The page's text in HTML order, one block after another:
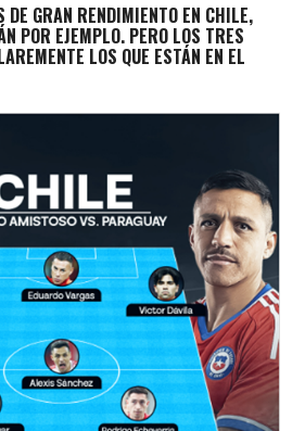
DE GRAN RENDIMIENTO EN CHILE,
POR EJEMPLO. PERO LOS TRES
LOS QUE ESTÁN EN EL